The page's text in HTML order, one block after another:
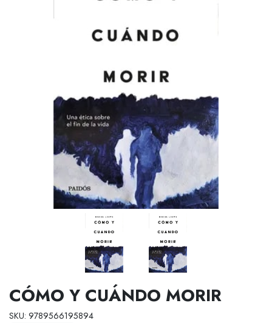
CÓMO Y CUÁNDO MORIR
SKU: 9789566195894